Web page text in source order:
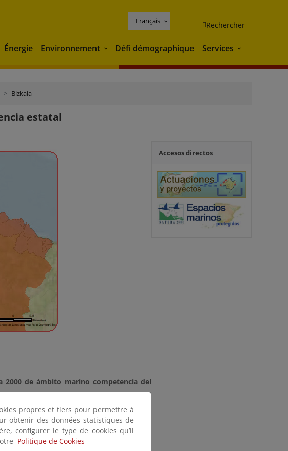
Français Rechercher
Énergie Environnement Environnement
Défi démographique Services Services
Bizkaia
estatal
2000 de ámbito marino competencia del
2000 (terrestres y marinos) en España
puede consultarseaquí.
Accesos directos
propres et tiers pour permettre à
obtenir des données statistiques de
configurer le type de cookies qu’il
Politique de Cookies